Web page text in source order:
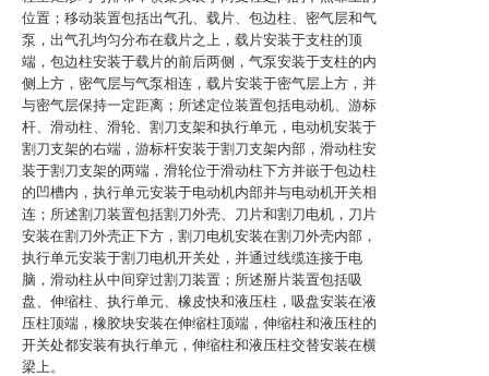
位置；移动装置包括出气孔、载片、包边柱、密气层和气
泵，出气孔均匀分布在载片之上，载片安装于支柱的顶
端，包边柱安装于载片的前后两侧，气泵安装于支柱的内
侧上方，密气层与气泵相连，载片安装于密气层上方，并
与密气层保持一定距离；所述定位装置包括电动机、游标
杆、滑动柱、滑轮、割刀支架和执行单元，电动机安装于
割刀支架的右端，游标杆安装于割刀支架内部，滑动柱安
装于割刀支架的两端，滑轮位于滑动柱下方并嵌于包边柱
的凹槽内，执行单元安装于电动机内部并与电动机开关相
连；所述割刀装置包括割刀外壳、刀片和割刀电机，刀片
安装在割刀外壳正下方，割刀电机安装在割刀外壳内部，
执行单元安装于割刀电机开关处，并通过线缆连接于电
脑，滑动柱从中间穿过割刀装置；所述掰片装置包括吸
盘、伸缩柱、执行单元、橡皮快和液压柱，吸盘安装在液
压柱顶端，橡胶块安装在伸缩柱顶端，伸缩柱和液压柱的
开关处都安装有执行单元，伸缩柱和液压柱交替安装在横
梁上。